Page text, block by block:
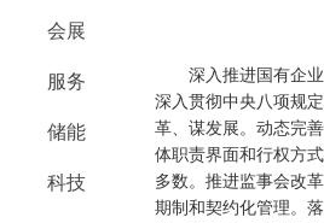
会展
服务
储能
科技
深入推进国有企业
深入贯彻中央八项规
革、谋发展。动态完
体职责界面和行权方
多数。推进监事会改
期制和契约化管理。